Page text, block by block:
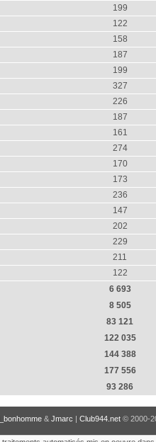
199
122
158
187
199
327
226
187
161
274
170
173
236
147
202
229
211
122
6 693
8 505
83 121
122 035
144 388
177 556
93 286
& Jmarc | Club944.net© 2000-